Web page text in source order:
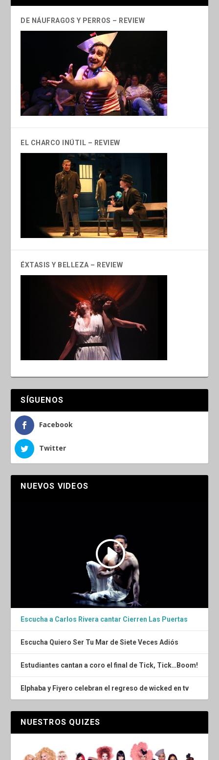
DE NÁUFRAGOS Y PERROS – REVIEW
EL CHARCO INÚTIL – REVIEW
ÉXTASIS Y BELLEZA – REVIEW
SÍGUENOS
Facebook
Twitter
NUEVOS VIDEOS
Escucha a Carlos Rivera cantar Cierren Las Puertas
Escucha Quiero Ser Tu Mar de Siete Veces Adiós
Estudiantes cantan a coro el final de Tick, Tick…Boom!
Elphaba y Fiyero celebran el regreso de wicked en tv
NUESTROS QUIZES